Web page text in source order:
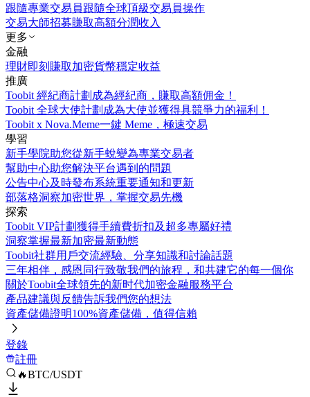
跟隨專業交易員跟隨全球頂級交易員操作
交易大師招募賺取高額分潤收入
更多
金融
理財即刻賺取加密貨幣穩定收益
推廣
Toobit 經紀商計劃 成為經紀商，賺取高額佣金！
Toobit 全球大使計劃 成為大使並獲得具競爭力的福利！
Toobit x Nova.Meme一鍵 Meme，極速交易
學習
新手學院助您從新手蛻變為專業交易者
幫助中心助您解決平台遇到的問題
公告中心及時發布系統重要通知和更新
部落格洞察加密世界，掌握交易先機
探索
Toobit VIP計劃獲得手續費折扣及超多專屬好禮
洞察掌握最新加密最新動態
Toobit社群用戶交流經驗、分享知識和討論話題
三年相伴，感恩同行致敬我們的旅程，和共建它的每一個你
關於Toobit全球領先的新时代加密金融服務平台
產品建議與反饋告訴我們您的想法
資產儲備證明100%資產儲備，值得信賴
登錄
註冊
🔥BTC/USDT